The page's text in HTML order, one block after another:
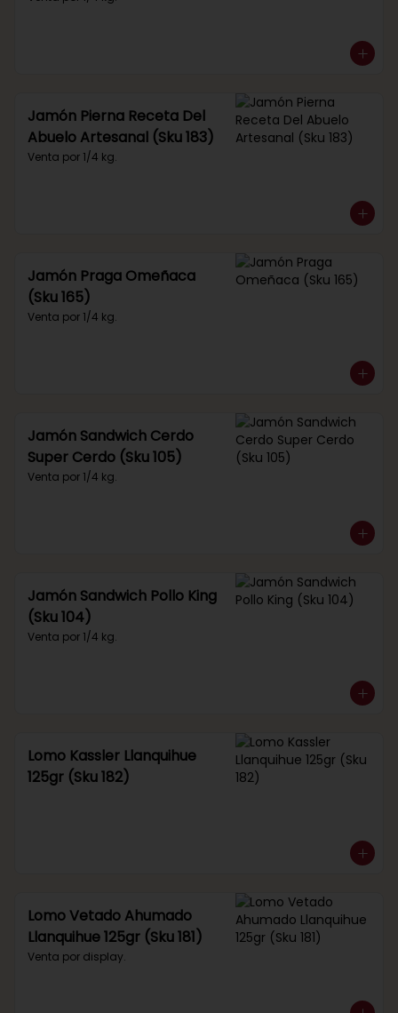
Jamón Pierna Receta Del
Abuelo Artesanal (Sku 183)
Venta por 1/4 kg.
Jamón Praga Omeñaca
(Sku 165)
Venta por 1/4 kg.
Jamón Sandwich Cerdo
Super Cerdo (Sku 105)
Venta por 1/4 kg.
Jamón Sandwich Pollo King
(Sku 104)
Venta por 1/4 kg.
Lomo Kassler Llanquihue
125gr (Sku 182)
Lomo Vetado Ahumado
Llanquihue 125gr (Sku 181)
Venta por display.